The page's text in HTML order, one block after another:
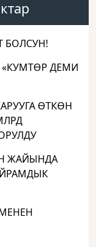
БОЛСУН!
ДЕМИ
ӨТКӨН
ЖАЙЫНДА